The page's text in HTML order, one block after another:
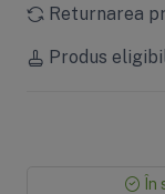
Returnarea
Produs
În